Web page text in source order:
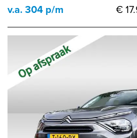
v.a. 304 p/m €